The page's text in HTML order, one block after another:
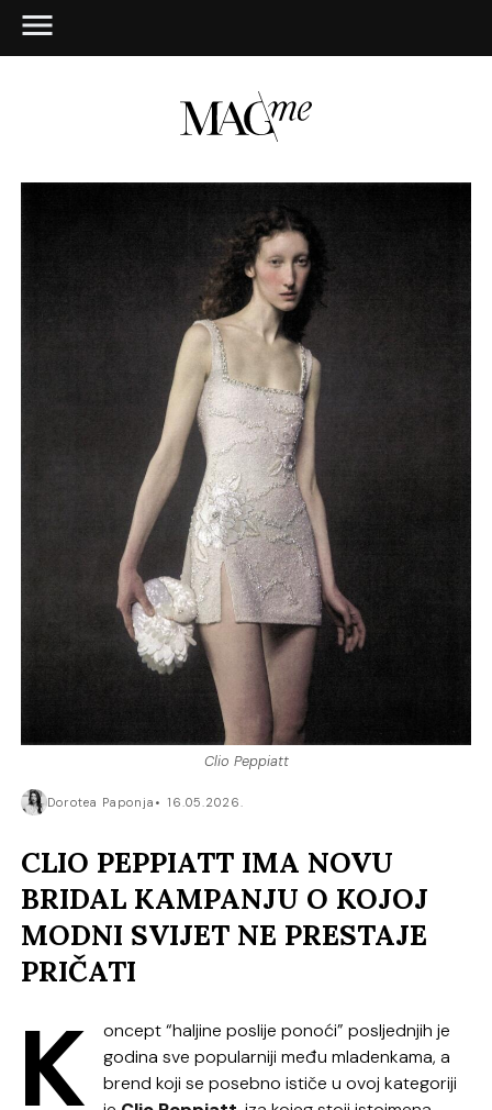
Clio Peppiatt
Dorotea Paponja 16.05.2026.
CLIO PEPPIATT IMA NOVU
BRIDAL KAMPANJU O KOJOJ
MODNI SVIJET NE PRESTAJE
PRIČATI
K
oncept “haljine poslije ponoći” posljednjih je
godina sve popularniji među mladenkama, a
brend koji se posebno ističe u ovoj kategoriji